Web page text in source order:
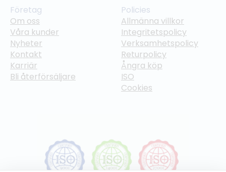
Företag
Om oss
Våra kunder
Nyheter
Kontakt
Karriär
Bli återförsäljare
Policies
Allmänna villkor
Integritetspolicy
Verksamhetspolicy
Returpolicy
Ångra köp
ISO
Cookies